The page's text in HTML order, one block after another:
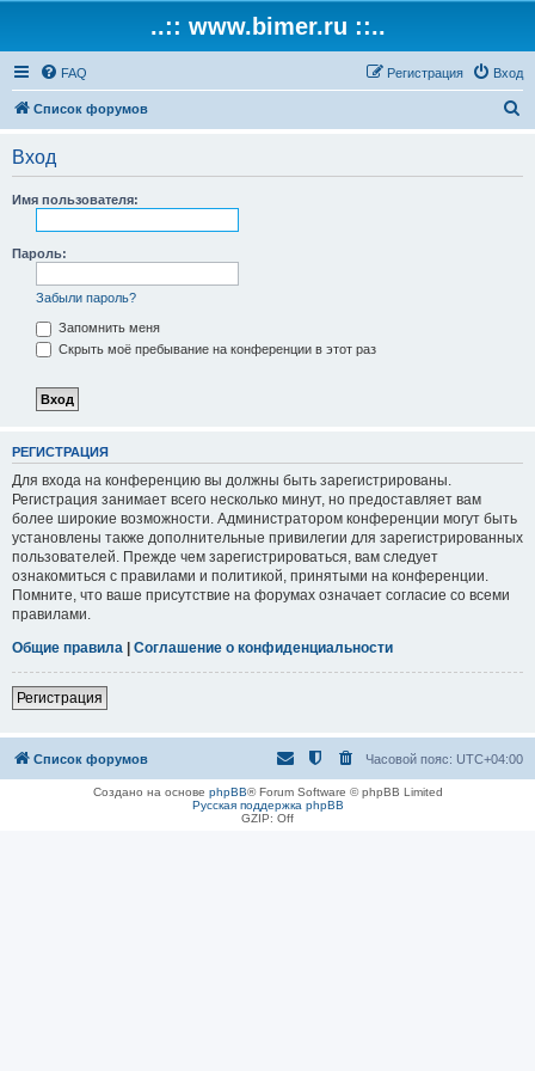
..:: www.bimer.ru ::..
FAQ Вход
Регистрация
Список форумов
Вход
Имя пользователя:
Пароль:
Забыли пароль?
Запомнить меня
Скрыть моё пребывание на конференции в этот раз
РЕГИСТРАЦИЯ
Для входа на конференцию вы должны быть зарегистрированы.
Регистрация занимает всего несколько минут, но предоставляет вам
более широкие возможности. Администратором конференции могут быть
установлены также дополнительные привилегии для зарегистрированных
пользователей. Прежде чем зарегистрироваться, вам следует
ознакомиться с правилами и политикой, принятыми на конференции.
Помните, что ваше присутствие на форумах означает согласие со всеми
правилами.
Общие правила | Соглашение о конфиденциальности
Регистрация
Список форумов Часовой пояс: UTC+04:00
Создано на основе phpBB® Forum Software © phpBB Limited
Русская поддержка phpBB
GZIP: Off